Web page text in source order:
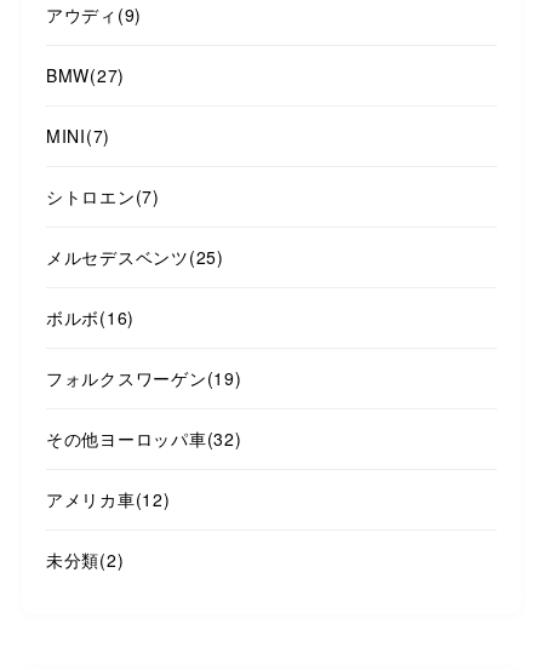
アウディ (9)
BMW(27)
MINI(7)
シトロエン(7)
メルセデスベンツ(25)
ボルボ(16)
フォルクスワーゲン(19)
その他ヨーロッパ車(32)
アメリカ車(12)
未分類(2)